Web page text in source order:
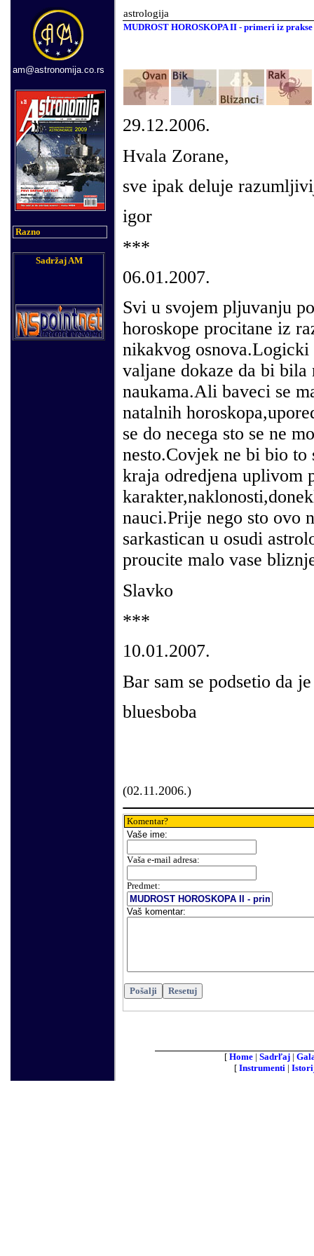
am@astronomija.co.rs
Razno
Sadržaj AM
astrologija
MUDROST HOROSKOPA II - primeri iz prakse
29.12.2006.
Hvala Zorane,
sve ipak deluje
igor
***
06.01.2007.
Svi u svojem pljuvanju
horoskope procitane iz
nikakvog osnova.Logicki
valjane dokaze da bi bila
naukama.Ali baveci se
natalnih
se do necega sto se ne
nesto.Covjek ne bi bio to
kraja odredjena uplivom
nauci.Prije nego sto ovo
sarkastican u osudi
proucite malo vase
Slavko
***
10.01.2007.
Bar sam se podsetio da
bluesboba
(02.11.2006.)
Komentar?
Vaše ime:
Vaša e-mail adresa:
Predmet:
Vaš komentar:
[ Home| Sadrľaj|
[ Instrumenti |